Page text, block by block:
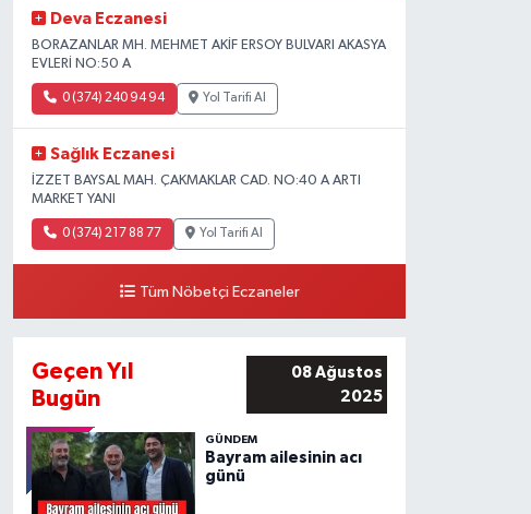
Deva Eczanesi
BORAZANLAR MH. MEHMET AKİF ERSOY BULVARI AKASYA
EVLERİ NO:50 A
0 (374) 240 94 94 Yol Tarifi Al
Sağlık Eczanesi
İZZET BAYSAL MAH. ÇAKMAKLAR CAD. NO:40 A ARTI
MARKET YANI
0 (374) 217 88 77 Yol Tarifi Al
Tüm Nöbetçi Eczaneler
Geçen Yıl
Bugün
08 Ağustos
2025
GÜNDEM
Bayram ailesinin acı
günü